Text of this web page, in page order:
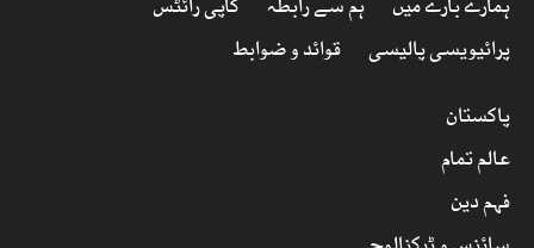
پرائیویسی پالیسی
قوائد و ضوابط
پاکستان
عالم تمام
فہم دین